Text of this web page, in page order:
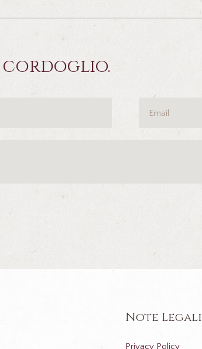
cordoglio.
Note Legali
Privacy Policy